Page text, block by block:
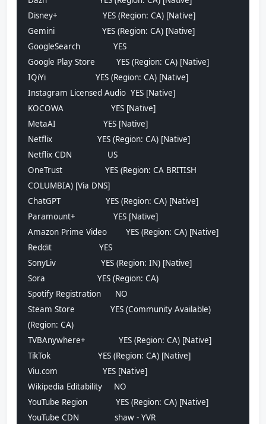
Disney+                   YES (Region: CA) [Native]
Gemini                    YES (Region: CA) [Native]
GoogleSearch              YES
Google Play Store         YES (Region: CA) [Native]
IQiYi                     YES (Region: CA) [Native]
Instagram Licensed Audio  YES [Native]
KOCOWA                    YES [Native]
MetaAI                    YES [Native]
Netflix                   YES (Region: CA) [Native]
Netflix CDN               US
OneTrust                  YES (Region: CA BRITISH
COLUMBIA) [Via DNS]
ChatGPT                   YES (Region: CA) [Native]
Paramount+                YES [Native]
Amazon Prime Video        YES (Region: CA) [Native]
Reddit                    YES
SonyLiv                   YES (Region: IN) [Native]
Sora                      YES (Region: CA)
Spotify Registration      NO
Steam Store               YES (Community Available)
(Region: CA)
TVBAnywhere+              YES (Region: CA) [Native]
TikTok                    YES (Region: CA) [Native]
Viu.com                   YES [Native]
Wikipedia Editability     NO
YouTube Region            YES (Region: CA) [Native]
YouTube CDN               shaw - YVR